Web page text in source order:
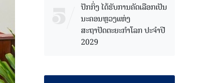
ປັກກິ່ງ ໄດ້ຮັບການຄັດເລືອກເປັນ
ນະຄອນຫຼວງແຫ່ງ
ສະຖາປັດຕະຍະກຳໂລກ ປະຈຳປີ
2029